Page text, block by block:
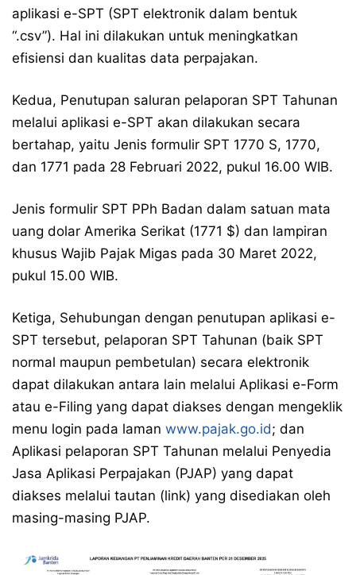
aplikasi e-SPT (SPT elektronik dalam bentuk
“.csv”). Hal ini dilakukan untuk meningkatkan
efisiensi dan kualitas data perpajakan.
Kedua, Penutupan saluran pelaporan SPT Tahunan
melalui aplikasi e-SPT akan dilakukan secara
bertahap, yaitu Jenis formulir SPT 1770 S, 1770,
dan 1771 pada 28 Februari 2022, pukul 16.00 WIB.
Jenis formulir SPT PPh Badan dalam satuan mata
uang dolar Amerika Serikat (1771 $) dan lampiran
khusus Wajib Pajak Migas pada 30 Maret 2022,
pukul 15.00 WIB.
Ketiga, Sehubungan dengan penutupan aplikasi e-
SPT tersebut, pelaporan SPT Tahunan (baik SPT
normal maupun pembetulan) secara elektronik
dapat dilakukan antara lain melalui Aplikasi e-Form
atau e-Filing yang dapat diakses dengan mengeklik
menu login pada laman www.pajak.go.id; dan
Aplikasi pelaporan SPT Tahunan melalui Penyedia
Jasa Aplikasi Perpajakan (PJAP) yang dapat
diakses melalui tautan (link) yang disediakan oleh
masing-masing PJAP.